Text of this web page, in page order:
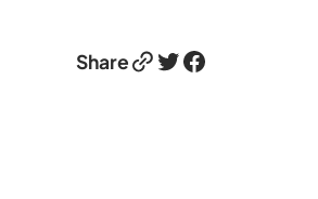
ShareLink Twitter Facebook